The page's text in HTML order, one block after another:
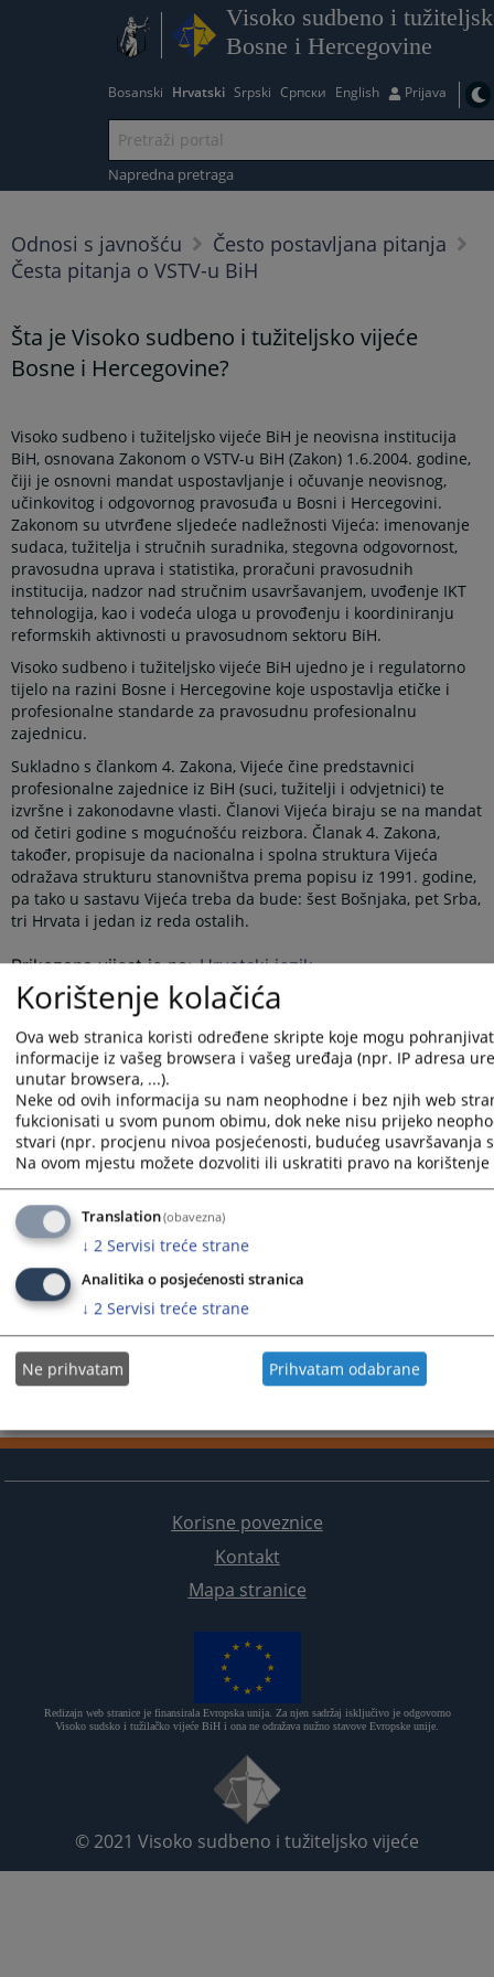
Visoko sudbeno i
Bosne i Hercegovine
Bosanski Hrvatski Srpski Српски English Prijava
Napredna pretraga
Odnosi s javnošću
Često postavljana pitanja
Česta pitanja o VSTV-u BiH
Šta je Visoko sudbeno i tužiteljsko vijeće
Bosne i Hercegovine?
Visoko sudbeno i tužiteljsko vijeće BiH je neovisna institucija
BiH, osnovana Zakonom o VSTV-u BiH (Zakon) 1.6.2004. godine,
čiji je osnovni mandat uspostavljanje i očuvanje neovisnog,
učinkovitog i odgovornog pravosuđa u Bosni i Hercegovini.
Zakonom su utvrđene sljedeće nadležnosti Vijeća: imenovanje
sudaca, tužitelja i stručnih suradnika, stegovna odgovornost,
pravosudna uprava i statistika, proračuni pravosudnih
institucija, nadzor nad stručnim usavršavanjem, uvođenje IKT
tehnologija, kao i vodeća uloga u provođenju i koordiniranju
reformskih aktivnosti u pravosudnom sektoru BiH.
Visoko sudbeno i tužiteljsko vijeće BiH ujedno je i regulatorno
tijelo na razini Bosne i Hercegovine koje uspostavlja etičke i
profesionalne standarde za pravosudnu profesionalnu
zajednicu.
Sukladno s člankom 4. Zakona, Vijeće čine predstavnici
profesionalne zajednice iz BiH (suci, tužitelji i odvjetnici) te
izvršne i zakonodavne vlasti. Članovi Vijeća biraju se na mandat
od četiri godine s mogućnošću reizbora. Članak 4. Zakona,
također, propisuje da nacionalna i spolna struktura Vijeća
odražava strukturu stanovništva prema popisu iz 1991. godine,
pa tako u sastavu Vijeća treba da bude: šest Bošnjaka, pet Srba,
tri Hrvata i jedan iz reda ostalih.
Prikazana vijest je na: Hrvatski jezik
Vijest dostupna još na: Bosanski jezik
522 PREGLEDA
Korisne poveznice
Kontakt
Mapa stranice
Redizajn web stranice je finansirala Evropska unija. Za njen sadržaj isključivo je odgovorno
Visoko sudsko i tužilačko vijeće BiH i ona ne odražava nužno stavove Evropske unije.
© 2021 Visoko sudbeno i tužiteljsko vijeće
Korištenje kolačića
Ova web stranica koristi određene skripte koje mogu
informacije iz vašeg browsera i vašeg uređaja (npr. IP adresa
unutar browsera, ...).
Neke od ovih informacija su nam neophodne i bez njih web
fukcionisati u svom punom obimu, dok neke nisu prijeko
stvari (npr. procjenu nivoa posjećenosti, budućeg usavršavanja
Na ovom mjestu možete dozvoliti ili uskratiti pravo na
Translation(obavezna)
↓ 2 Servisi treće strane
Analitika o posjećenosti stranica
↓ 2 Servisi treće strane
Ne prihvatam Prihvatam odabrane